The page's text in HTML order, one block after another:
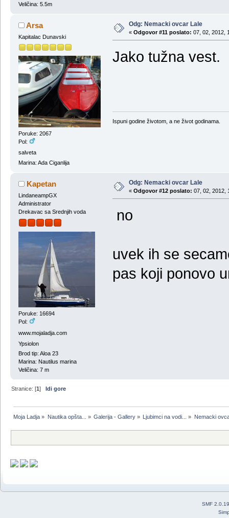
Veličina: 5.5m
Arsa
Kapitalac Dunavski
Poruke: 2067
Pol:
salveta
Marina: Ada Ciganlija
Odg: Nemacki ovcar Lale
« Odgovor #11 poslato: 07, 02, 2012,
Jako tužna
Ispuni godine životom, a ne život godinama.
Kapetan
LindaneampGX
Administrator
Drekavac sa Srednjih voda
Poruke: 16694
Pol:
www.mojaladja.com
Ypsiolon
Brod tip: Aloa 23
Marina: Nautilus marina
Veličina: 7 m
Odg: Nemacki ovcar Lale
« Odgovor #12 poslato: 07, 02, 2012,
no
uvek ih se
pas koji ponovo
Stranice: [1]Idi gore
Moja Ladja » Nautika opšta... » Galerija - Gallery» Ljubimci na vodi... » Nemacki
SMF 2.0.19